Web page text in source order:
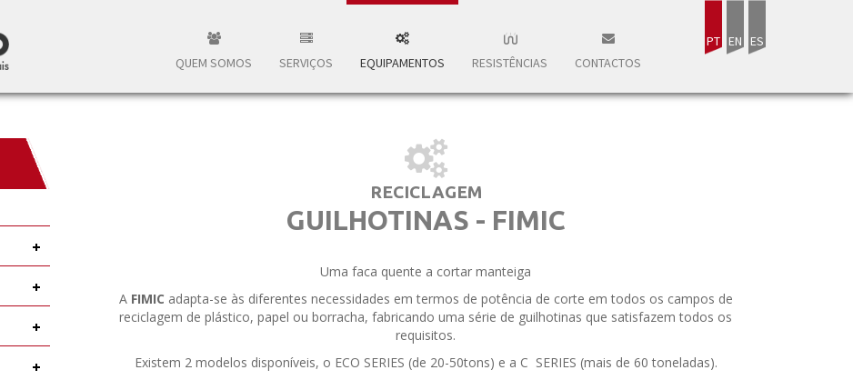
PT EN ES
QUEM SOMOS
SERVIÇOS EQUIPAMENTOS RESISTÊNCIAS CONTACTOS
RECICLAGEM
GUILHOTINAS - FIMIC
Uma faca quente a cortar manteiga
AFIMIC adapta-se às diferentes necessidades em termos de potência de corte em todos os campos de
reciclagem de plástico, papel ou borracha, fabricando uma série de guilhotinas que satisfazem todos os
requisitos.
Existem 2 modelos disponíveis, o ECO SERIES (de 20-50tons) e a C SERIES (mais de 60 toneladas).